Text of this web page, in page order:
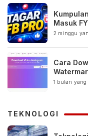
Masuk
2 minggu
Cara
1 bulan yang
TEKNOLOGI